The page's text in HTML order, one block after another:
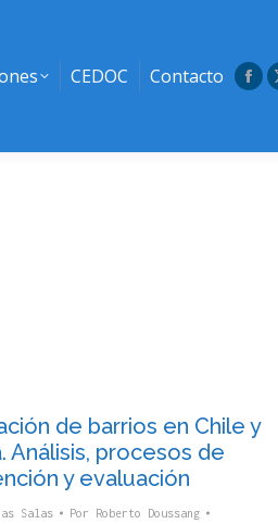
CEDOC Contacto
de barrios en Chile y
Análisis, procesos de
y evaluación
Salas Por Roberto Doussang